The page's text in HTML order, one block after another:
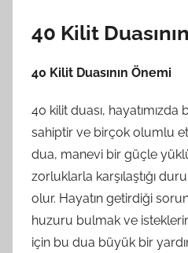
40 Kilit
40 Kilit Duasının Önemi
40 kilit duası,
sahiptir ve birçok olumlu
dua, manevi bir güçle
zorluklarla karşılaştığı
olur. Hayatın getirdiği
huzuru bulmak ve
için bu dua büyük bir